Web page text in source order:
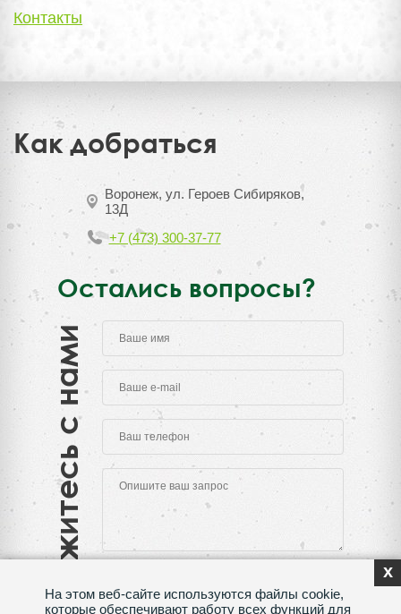
Контакты
Как добраться
Воронеж, ул. Героев Сибиряков,
13Д
+7 (473) 300-37-77
Остались вопросы?
Свяжитесь с нами x
На этом веб-сайте используются файлы cookie,
которые обеспечивают работу всех функций для